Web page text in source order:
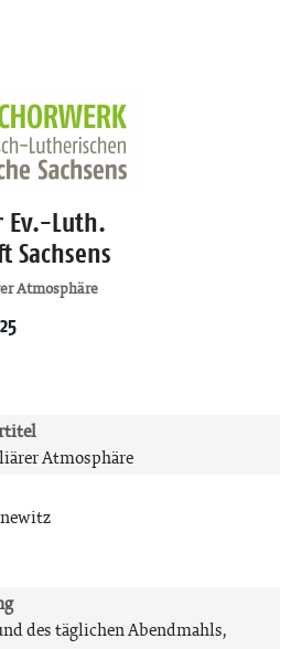
Ev.-Luth.
Sachsens
Atmosphäre
Atmosphäre
des täglichen Abendmahls,